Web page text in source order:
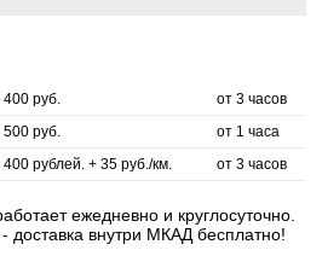
400 руб.
от 3 часов
500 руб.
от 1 часа
400 рублей. + 35 руб./км. от 3 часов
ежедневно и круглосуточно.
доставка внутри МКАД бесплатно!